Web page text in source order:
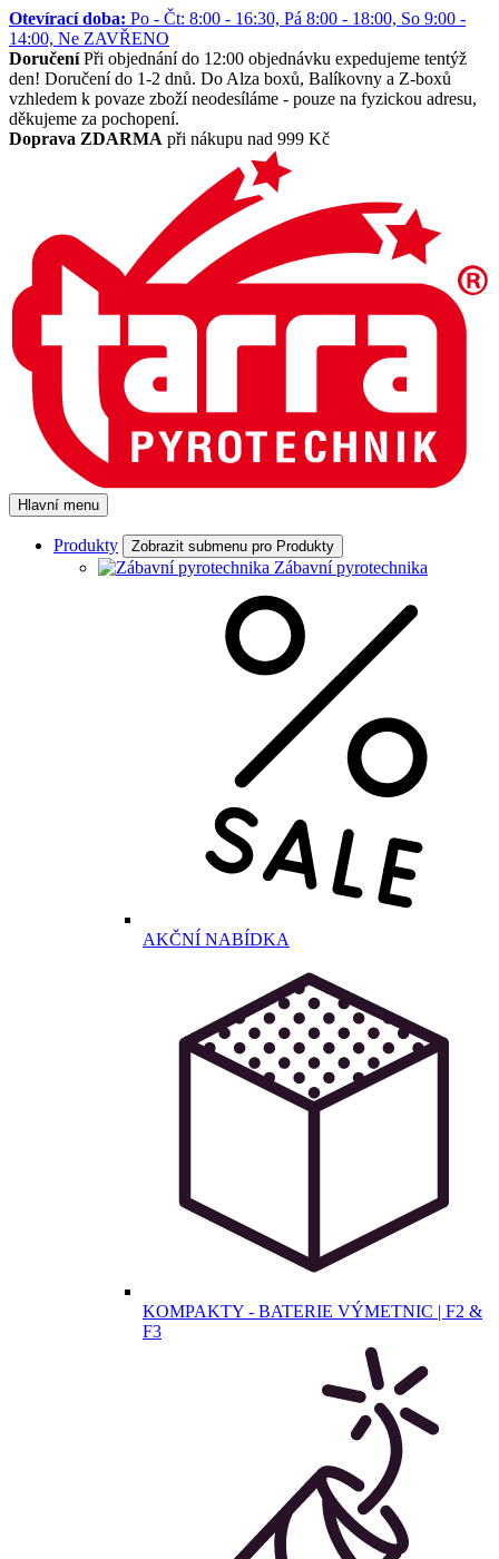
Otevírací doba: Po - Čt: 8:00 - 16:30, Pá 8:00 - 18:00, So 9:00 -
14:00, Ne ZAVŘENO
DoručeníPři objednání do 12:00 objednávku expedujeme tentýž
den! Doručení do 1-2 dnů. Do Alza boxů, Balíkovny a Z-boxů
vzhledem k povaze zboží neodesíláme - pouze na fyzickou adresu,
děkujeme za pochopení.
Doprava ZDARMA při nákupu nad 999 Kč
Hlavní menu
Produkty Zobrazit submenu pro Produkty
Zábavní pyrotechnika
AKČNÍ NABÍDKA
KOMPAKTY - BATERIE VÝMETNIC | F2 &
F3